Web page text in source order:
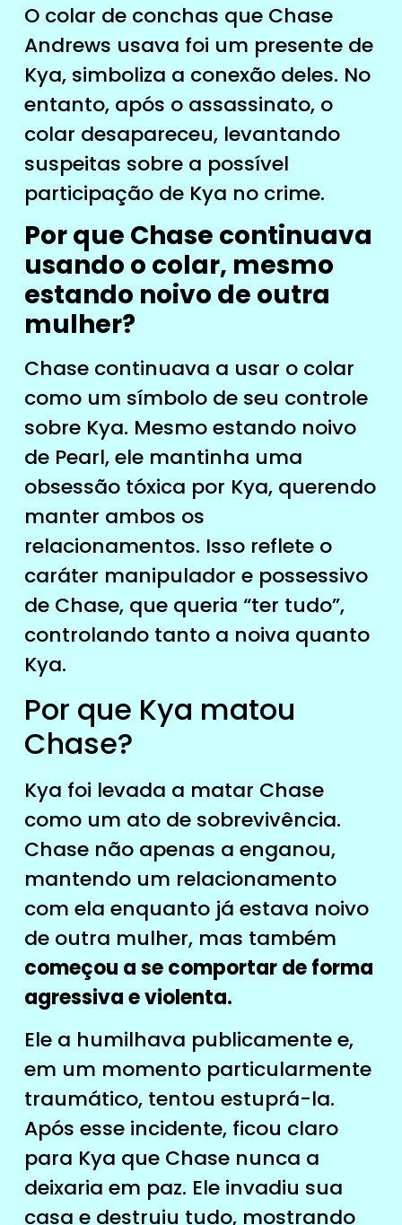
O colar de conchas que Chase
Andrews usava foi um presente de
Kya, simboliza a conexão deles. No
entanto, após o assassinato, o
colar desapareceu, levantando
suspeitas sobre a possível
participação de Kya no crime.
Por que Chase continuava
usando o colar, mesmo
estando noivo de outra
mulher?
Chase continuava a usar o colar
como um símbolo de seu controle
sobre Kya. Mesmo estando noivo
de Pearl, ele mantinha uma
obsessão tóxica por Kya, querendo
manter ambos os
relacionamentos. Isso reflete o
caráter manipulador e possessivo
de Chase, que queria “ter tudo”,
controlando tanto a noiva quanto
Kya.
Por que Kya matou
Chase?
Kya foi levada a matar Chase
como um ato de sobrevivência.
Chase não apenas a enganou,
mantendo um relacionamento
com ela enquanto já estava noivo
de outra mulher, mas também
começou a se comportar de forma
agressiva e violenta.
Ele a humilhava publicamente e,
em um momento particularmente
traumático, tentou estuprá-la.
Após esse incidente, ficou claro
para Kya que Chase nunca a
deixaria em paz. Ele invadiu sua
casa e destruiu tudo, mostrando